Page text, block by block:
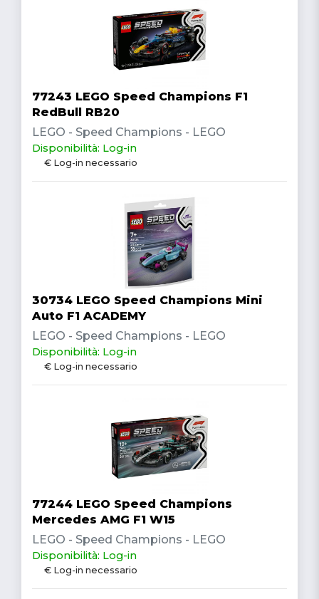
77243 LEGO Speed Champions F1
RedBull RB20
LEGO - Speed Champions - LEGO
Disponibilità: Log-in
€ Log-in necessario
30734 LEGO Speed Champions Mini
Auto F1 ACADEMY
LEGO - Speed Champions - LEGO
Disponibilità: Log-in
€ Log-in necessario
77244 LEGO Speed Champions
Mercedes AMG F1 W15
LEGO - Speed Champions - LEGO
Disponibilità: Log-in
€ Log-in necessario